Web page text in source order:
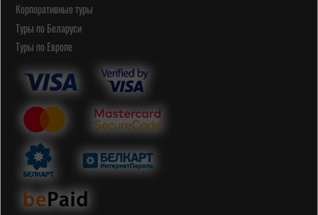
Корпоративные туры
Туры по Беларуси
Туры по Европе